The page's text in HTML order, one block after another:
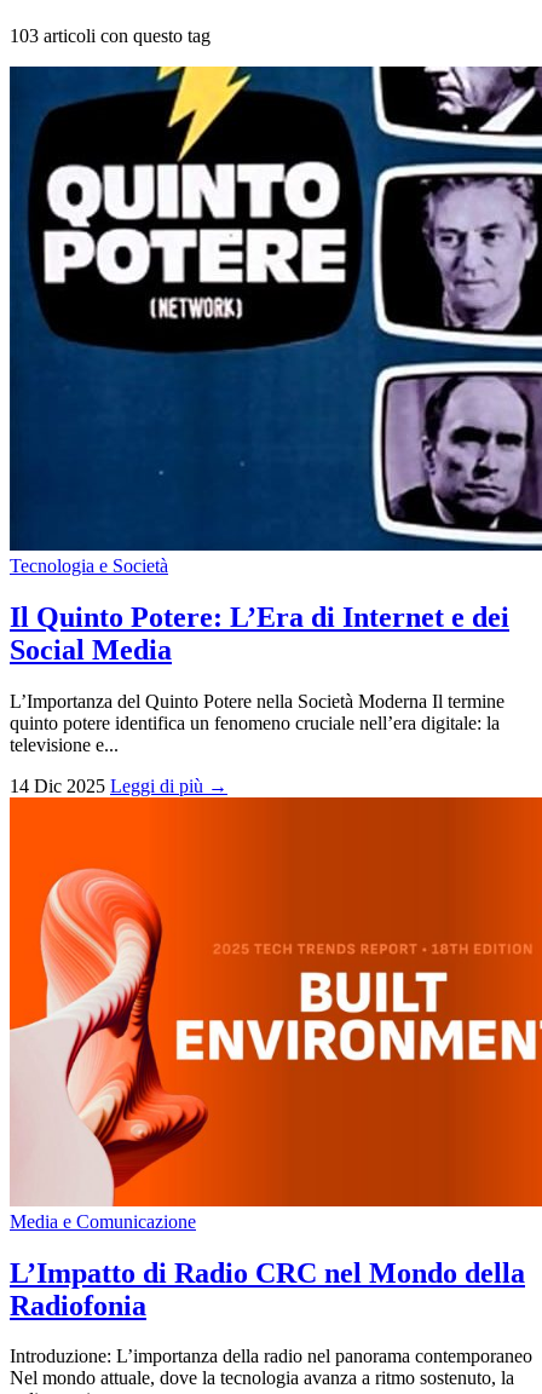
103 articoli con questo tag
Tecnologia e Società
Il Quinto Potere: L’Era di Internet e dei
Social Media
L’Importanza del Quinto Potere nella Società Moderna Il termine
quinto potere identifica un fenomeno cruciale nell’era digitale: la
televisione e...
14 Dic 2025 Leggi di più →
Media e Comunicazione
L’Impatto di Radio CRC nel Mondo della
Radiofonia
Introduzione: L’importanza della radio nel panorama contemporaneo
Nel mondo attuale, dove la tecnologia avanza a ritmo sostenuto, la